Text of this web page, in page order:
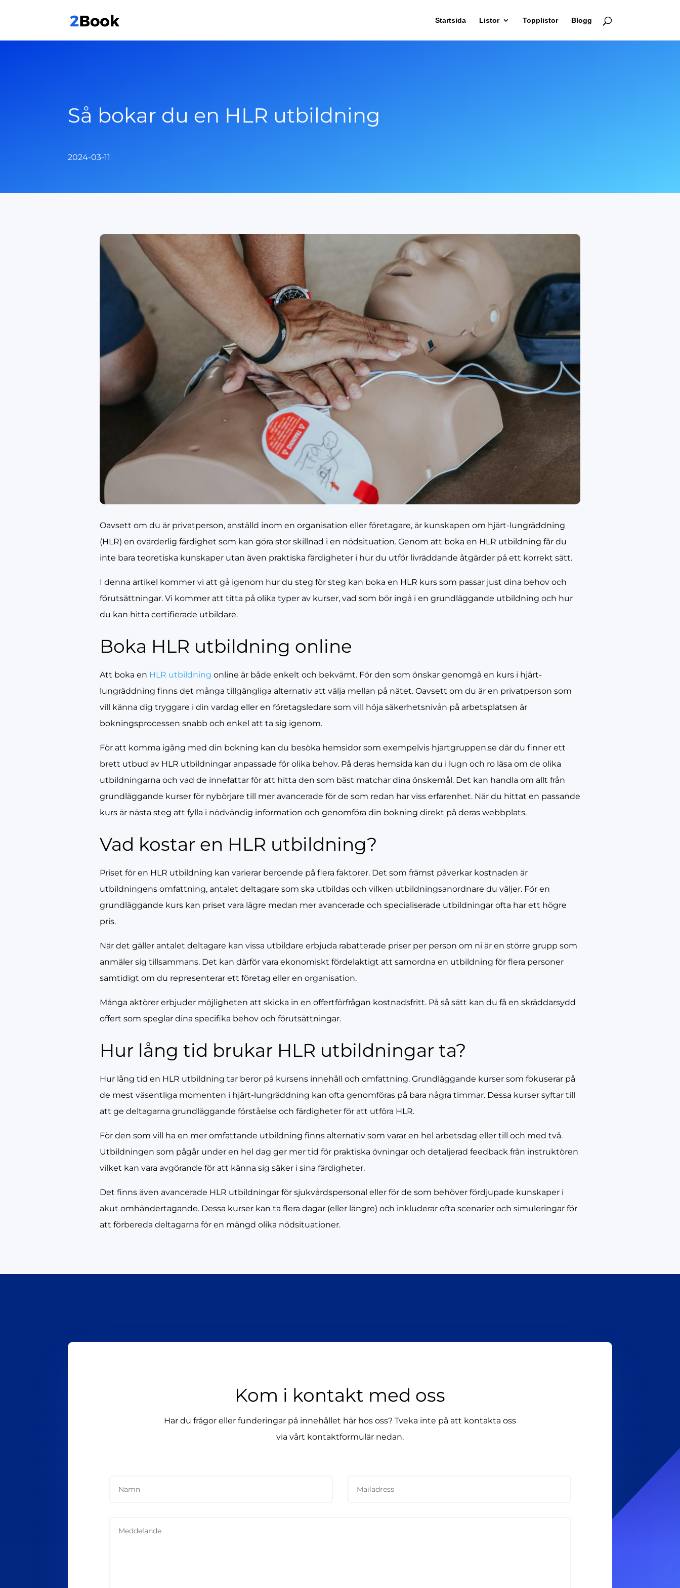
Startsida Listor Topplistor Blogg
Så bokar du en HLR utbildning
2024-03-11
Oavsett om du är privatperson, anställd inom en organisation eller företagare, är kunskapen om hjärt-lungräddning
(HLR) en ovärderlig färdighet som kan göra stor skillnad i en nödsituation. Genom att boka en HLR utbildning får du
inte bara teoretiska kunskaper utan även praktiska färdigheter i hur du utför livräddande åtgärder på ett korrekt sätt.
I denna artikel kommer vi att gå igenom hur du steg för steg kan boka en HLR kurs som passar just dina behov och
förutsättningar. Vi kommer att titta på olika typer av kurser, vad som bör ingå i en grundläggande utbildning och hur
du kan hitta certifierade utbildare.
Boka HLR utbildning online
Att boka en HLR utbildning online är både enkelt och bekvämt. För den som önskar genomgå en kurs i hjärt-
lungräddning finns det många tillgängliga alternativ att välja mellan på nätet. Oavsett om du är en privatperson som
vill känna dig tryggare i din vardag eller en företagsledare som vill höja säkerhetsnivån på arbetsplatsen är
bokningsprocessen snabb och enkel att ta sig igenom.
För att komma igång med din bokning kan du besöka hemsidor som exempelvis hjartgruppen.se där du finner ett
brett utbud av HLR utbildningar anpassade för olika behov. På deras hemsida kan du i lugn och ro läsa om de olika
utbildningarna och vad de innefattar för att hitta den som bäst matchar dina önskemål. Det kan handla om allt från
grundläggande kurser för nybörjare till mer avancerade för de som redan har viss erfarenhet. När du hittat en passande
kurs är nästa steg att fylla i nödvändig information och genomföra din bokning direkt på deras webbplats.
Vad kostar en HLR utbildning?
Priset för en HLR utbildning kan varierar beroende på flera faktorer. Det som främst påverkar kostnaden är
utbildningens omfattning, antalet deltagare som ska utbildas och vilken utbildningsanordnare du väljer. För en
grundläggande kurs kan priset vara lägre medan mer avancerade och specialiserade utbildningar ofta har ett högre
pris.
När det gäller antalet deltagare kan vissa utbildare erbjuda rabatterade priser per person om ni är en större grupp som
anmäler sig tillsammans. Det kan därför vara ekonomiskt fördelaktigt att samordna en utbildning för flera personer
samtidigt om du representerar ett företag eller en organisation.
Många aktörer erbjuder möjligheten att skicka in en offertförfrågan kostnadsfritt. På så sätt kan du få en skräddarsydd
offert som speglar dina specifika behov och förutsättningar.
Hur lång tid brukar HLR utbildningar ta?
Hur lång tid en HLR utbildning tar beror på kursens innehåll och omfattning. Grundläggande kurser som fokuserar på
de mest väsentliga momenten i hjärt-lungräddning kan ofta genomföras på bara några timmar. Dessa kurser syftar till
att ge deltagarna grundläggande förståelse och färdigheter för att utföra HLR.
För den som vill ha en mer omfattande utbildning finns alternativ som varar en hel arbetsdag eller till och med två.
Utbildningen som pågår under en hel dag ger mer tid för praktiska övningar och detaljerad feedback från instruktören
vilket kan vara avgörande för att känna sig säker i sina färdigheter.
Det finns även avancerade HLR utbildningar för sjukvårdspersonal eller för de som behöver fördjupade kunskaper i
akut omhändertagande. Dessa kurser kan ta flera dagar (eller längre) och inkluderar ofta scenarier och simuleringar för
att förbereda deltagarna för en mängd olika nödsituationer.
Kom i kontakt med oss
Har du frågor eller funderingar på innehållet här hos oss? Tveka inte på att kontakta oss
via vårt kontaktformulär nedan.